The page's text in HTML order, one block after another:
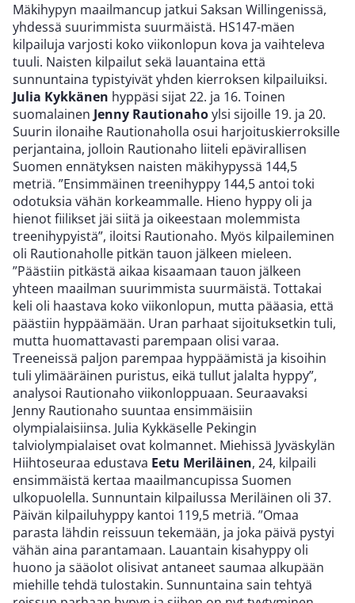
Mäkihypyn maailmancup jatkui Saksan Willingenissä,
yhdessä suurimmista suurmäistä. HS147-mäen
kilpailuja varjosti koko viikonlopun kova ja vaihteleva
tuuli. Naisten kilpailut sekä lauantaina että
sunnuntaina typistyivät yhden kierroksen kilpailuiksi.
Julia Kykkänen hyppäsi sijat 22. ja 16. Toinen
suomalainen Jenny Rautionahoylsi sijoille 19. ja 20.
Suurin ilonaihe Rautionaholla osui harjoituskierroksille
perjantaina, jolloin Rautionaho liiteli epävirallisen
Suomen ennätyksen naisten mäkihypyssä 144,5
metriä. ”Ensimmäinen treenihyppy 144,5 antoi toki
odotuksia vähän korkeammalle. Hieno hyppy oli ja
hienot fiilikset jäi siitä ja oikeestaan molemmista
treenihypyistä”, iloitsi Rautionaho. Myös kilpaileminen
oli Rautionaholle pitkän tauon jälkeen mieleen.
”Päästiin pitkästä aikaa kisaamaan tauon jälkeen
yhteen maailman suurimmista suurmäistä. Tottakai
keli oli haastava koko viikonlopun, mutta pääasia, että
päästiin hyppäämään. Uran parhaat sijoituksetkin tuli,
mutta huomattavasti parempaan olisi varaa.
Treeneissä paljon parempaa hyppäämistä ja kisoihin
tuli ylimääräinen puristus, eikä tullut jalalta hyppy”,
analysoi Rautionaho viikonloppuaan. Seuraavaksi
Jenny Rautionaho suuntaa ensimmäisiin
olympialaisiinsa. Julia Kykkäselle Pekingin
talviolympialaiset ovat kolmannet. Miehissä Jyväskylän
Hiihtoseuraa edustava Eetu Meriläinen, 24, kilpaili
ensimmäistä kertaa maailmancupissa Suomen
ulkopuolella. Sunnuntain kilpailussa Meriläinen oli 37.
Päivän kilpailuhyppy kantoi 119,5 metriä. ”Omaa
parasta lähdin reissuun tekemään, ja joka päivä pystyi
vähän aina parantamaan. Lauantain kisahyppy oli
huono ja sääolot olisivat antaneet saumaa alkupään
miehille tehdä tulostakin. Sunnuntaina sain tehtyä